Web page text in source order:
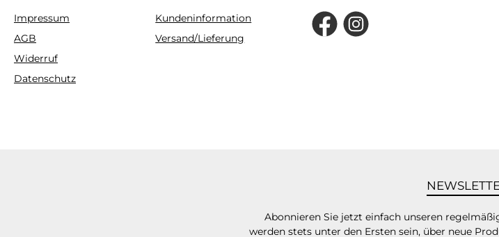
Impressum
AGB
Widerruf
Datenschutz
Kundeninformation
Versand/Lieferung
FacebookInstagram
Abonnieren Sie jetzt einfach unseren
werden stets unter den Ersten sein, über neue